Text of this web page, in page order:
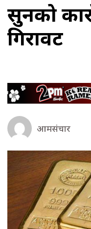
सुनको
गिरावट
आमसंचार